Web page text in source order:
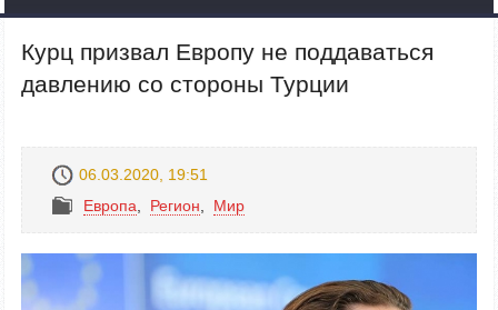
Курц призвал Европу не поддаваться
давлению со стороны Турции
06.03.2020, 19:51
Европа
Регион Mир